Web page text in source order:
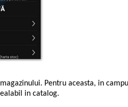
Pentru aceasta, in
in catalog.